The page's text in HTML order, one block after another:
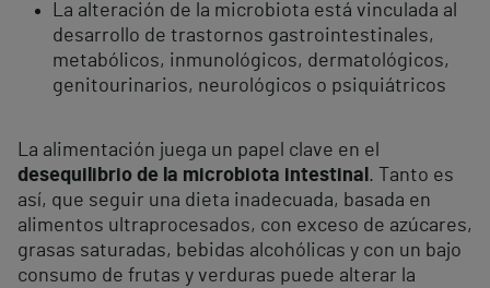
La alteración de la microbiota está vinculada al
desarrollo de trastornos gastrointestinales,
metabólicos, inmunológicos, dermatológicos,
genitourinarios, neurológicos o psiquiátricos
La alimentación juega un papel clave en el
desequilibrio de la microbiota intestinal . Tanto es
así, que seguir una dieta inadecuada, basada en
alimentos ultraprocesados, con exceso de azúcares,
grasas saturadas, bebidas alcohólicas y con un bajo
consumo de frutas y verduras puede alterar la